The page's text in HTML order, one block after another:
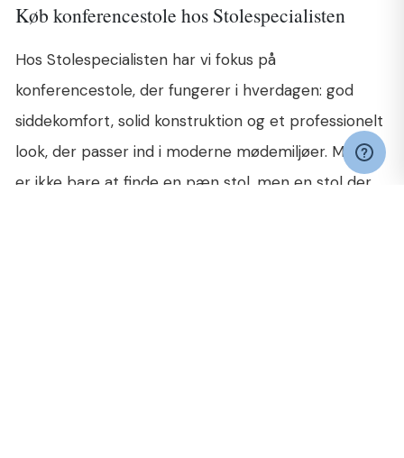
Køb konferencestole hos Stolespecialisten
Hos Stolespecialisten har vi fokus på
konferencestole, der fungerer i hverdagen: god
siddekomfort, solid konstruktion og et professionelt
look, der passer ind i moderne mødemiljøer. Målet
er ikke bare at finde en pæn stol, men en stol der